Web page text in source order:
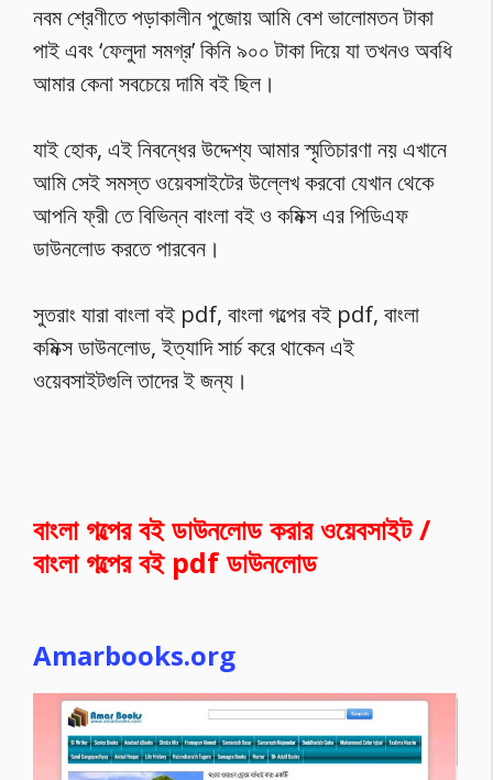
নবম শ্রেণীতে পড়াকালীন পুজোয় আমি বেশ ভালোমতন টাকা
পাই এবং ‘ফেলুদা সমগ্র’ কিনি ৯০০ টাকা দিয়ে যা তখনও অবধি
আমার কেনা সবচেয়ে দামি বই ছিল।
যাই হোক, এই নিবন্ধের উদ্দেশ্য আমার স্মৃতিচারণা নয় এখানে
আমি সেই সমস্ত ওয়েবসাইটের উল্লেখ করবো যেখান থেকে
আপনি ফ্রী তে বিভিন্ন বাংলা বই ও কমিক্স এর পিডিএফ
ডাউনলোড করতে পারবেন।
সুতরাং যারা বাংলা বই pdf, বাংলা গল্পের বই pdf, বাংলা
কমিক্স ডাউনলোড, ইত্যাদি সার্চ করে থাকেন এই
ওয়েবসাইটগুলি তাদের ই জন্য।
বাংলা গল্পের বই ডাউনলোড করার ওয়েবসাইট /
বাংলা গল্পের বই pdf ডাউনলোড
Amarbooks.org